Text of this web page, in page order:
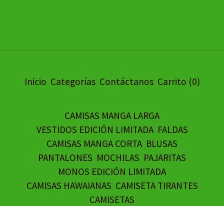
Inicio Categorías Contáctanos Carrito (0)
CAMISAS MANGA LARGA
VESTIDOS EDICIÓN LIMITADA FALDAS
CAMISAS MANGA CORTA BLUSAS
PANTALONES MOCHILAS PAJARITAS
MONOS EDICIÓN LIMITADA
CAMISAS HAWAIANAS CAMISETA TIRANTES
CAMISETAS